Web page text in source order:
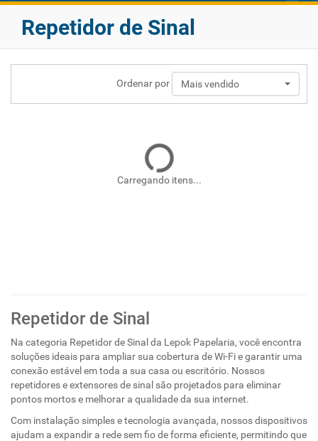
Repetidor de Sinal
Ordenar por Mais vendido
Carregando itens...
Repetidor de Sinal
Na categoria Repetidor de Sinal da Lepok Papelaria, você encontra
soluções ideais para ampliar sua cobertura de Wi-Fi e garantir uma
conexão estável em toda a sua casa ou escritório. Nossos
repetidores e extensores de sinal são projetados para eliminar
pontos mortos e melhorar a qualidade da sua internet.
Com instalação simples e tecnologia avançada, nossos dispositivos
ajudam a expandir a rede sem fio de forma eficiente, permitindo que